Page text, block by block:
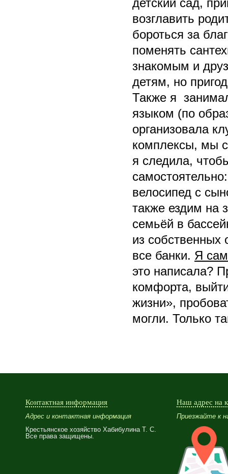
детский сад,
возглавить
бороться за
поменять
знакомым и
детям, но
Также я
языком (по
организовала
комплексы, мы
я следила,
велосипед с
также ездим на
семьёй в
из собственных
все банки. Я
это написала?
комфорта,
жизни»,
могли. Только
Контактная информация
Адрес и контактная информация
Крестьянское хозяйство Хабибулина Т. С.
Все права защищены.
Наш адрес на
Приезжайте к